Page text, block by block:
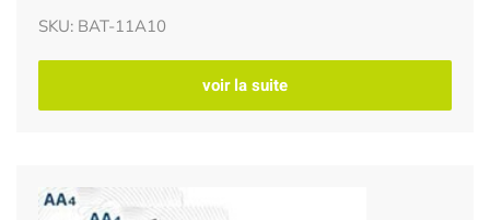
SKU: BAT-11A10
voir la suite